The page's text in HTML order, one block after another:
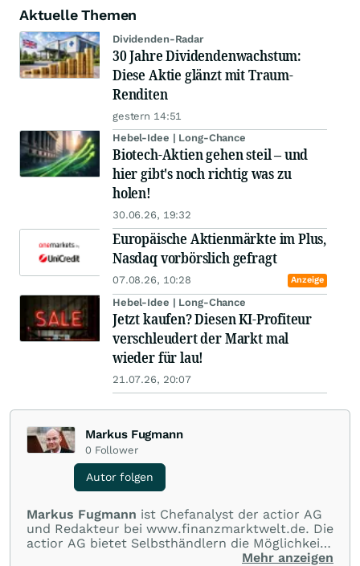
Aktuelle Themen
Dividenden-Radar
30 Jahre Dividendenwachstum:
Diese Aktie glänzt mit Traum-
Renditen
gestern 14:51
Hebel-Idee | Long-Chance
Biotech-Aktien gehen steil – und
hier gibt's noch richtig was zu
holen!
30.06.26, 19:32
Europäische Aktienmärkte im Plus,
Nasdaq vorbörslich gefragt
07.08.26, 10:28 Anzeige
Hebel-Idee | Long-Chance
Jetzt kaufen? Diesen KI-Profiteur
verschleudert der Markt mal
wieder für lau!
21.07.26, 20:07
Markus Fugmann
0 Follower
Autor folgen
Markus Fugmann ist Chefanalyst der actior AG
und Redakteur bei www.finanzmarktwelt.de. Die
actior AG bietet Selbsthändlern die Möglichkeit,
an allen gängigen Märkten der Welt im Bereich
Mehr anzeigen